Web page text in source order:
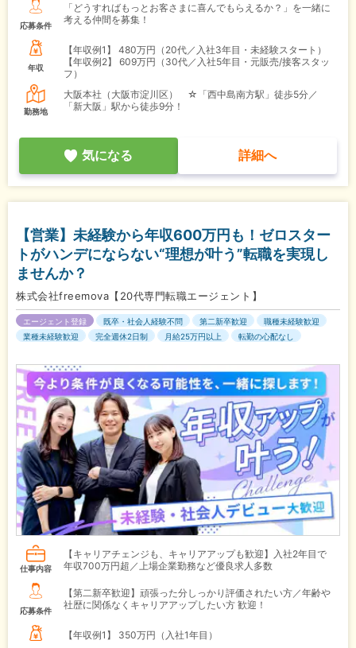
応募条件
「どうすればもっとお客さまに喜んでもらえるか？」を一緒に
考える仲間を募集！
年収
【年収例1】
480万円（20代／入社3年目・未経験スタート）
【年収例2】
609万円（30代／入社5年目・元販売/接客スタッ
フ）
勤務地
大阪本社（大阪市淀川区） ☆「西中島南方駅」徒歩5分／
「新大阪」駅から徒歩9分！
気になる 詳細へ
【営業】未経験から年収600万円も！ゼロスター
トがハンデにならない“理想が叶う”転職を実現し
ませんか？
株式会社freemova【20代専門転職エージェント】
エージェント登録 既卒・社会人経験不問 第二新卒歓迎
職種未経験歓迎
業種未経験歓迎
完全週休2日制 月給25万円以上 転勤の心配なし
仕事内容
【キャリアチェンジも、キャリアアップも歓迎】入社2年目で
年収700万円超／上場企業勤務など優良求人多数
応募条件
【第二新卒歓迎】頑張った分しっかり評価されたい方／年齢や
社歴に関係なくキャリアアップしたい方 歓迎！
【年収例1】 350万円（入社1年目）